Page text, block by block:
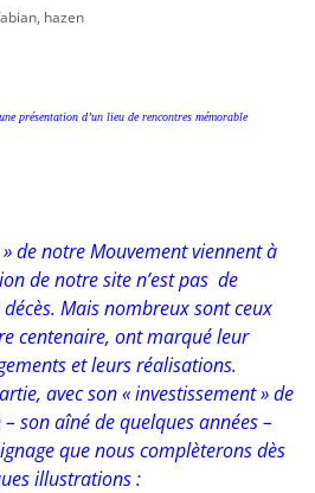
, hazen
présentation d’un lieu de rencontres mémorable
de notre Mouvement viennent à
de notre site n’est pas de
Mais nombreux sont ceux
centenaire, ont marqué leur
et leurs réalisations.
avec son « investissement » de
son aîné de quelques années –
que nous complèterons dès
illustrations :